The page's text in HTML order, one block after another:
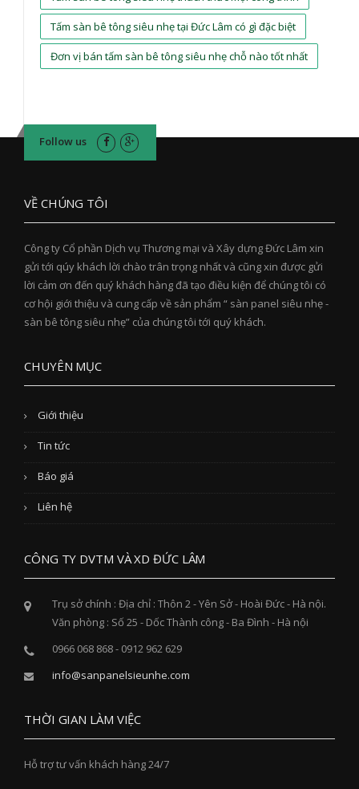
Tấm sàn bê tông siêu nhẹ tại Đức Lâm có gì đặc biệt
Đơn vị bán tấm sàn bê tông siêu nhẹ chỗ nào tốt nhất
Follow us
VỀ CHÚNG TÔI
Công ty Cổ phần Dịch vụ Thương mại và Xây dựng Đức Lâm xin
gửi tới qúy khách lời chào trân trọng nhất và cũng xin được gửi
lời cảm ơn đến quý khách hàng đã tạo điều kiện để chúng tôi có
cơ hội giới thiệu và cung cấp về sản phẩm “ sàn panel siêu nhẹ -
sàn bê tông siêu nhẹ” của chúng tôi tới quý khách.
CHUYÊN MỤC
Giới thiệu
Tin tức
Báo giá
Liên hệ
CÔNG TY DVTM VÀ XD ĐỨC LÂM
Trụ sở chính : Địa chỉ : Thôn 2 - Yên Sở - Hoài Đức - Hà nội.
Văn phòng : Số 25 - Dốc Thành công - Ba Đình - Hà nội
0966 068 868 - 0912 962 629
info@sanpanelsieunhe.com
THỜI GIAN LÀM VIỆC
Hỗ trợ tư vấn khách hàng 24/7